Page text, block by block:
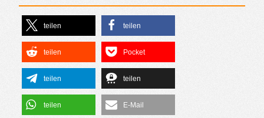
teilen teilen
teilen Pocket
teilen teilen
teilen E-Mail